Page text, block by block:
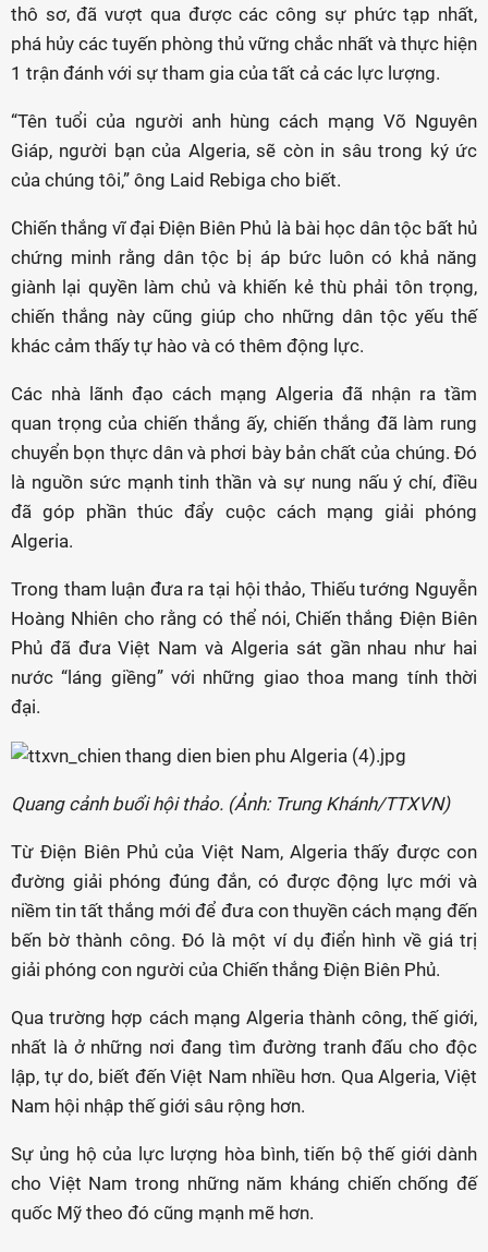
thô sơ, đã vượt qua được các công sự phức tạp nhất,
phá hủy các tuyến phòng thủ vững chắc nhất và thực hiện
1 trận đánh với sự tham gia của tất cả các lực lượng.
“Tên tuổi của người anh hùng cách mạng Võ Nguyên
Giáp, người bạn của Algeria, sẽ còn in sâu trong ký ức
của chúng tôi,” ông Laid Rebiga cho biết.
Chiến thắng vĩ đại Điện Biên Phủ là bài học dân tộc bất hủ
chứng minh rằng dân tộc bị áp bức luôn có khả năng
giành lại quyền làm chủ và khiến kẻ thù phải tôn trọng,
chiến thắng này cũng giúp cho những dân tộc yếu thế
khác cảm thấy tự hào và có thêm động lực.
Các nhà lãnh đạo cách mạng Algeria đã nhận ra tầm
quan trọng của chiến thắng ấy, chiến thắng đã làm rung
chuyển bọn thực dân và phơi bày bản chất của chúng. Đó
là nguồn sức mạnh tinh thần và sự nung nấu ý chí, điều
đã góp phần thúc đẩy cuộc cách mạng giải phóng
Algeria.
Trong tham luận đưa ra tại hội thảo, Thiếu tướng Nguyễn
Hoàng Nhiên cho rằng có thể nói, Chiến thắng Điện Biên
Phủ đã đưa Việt Nam và Algeria sát gần nhau như hai
nước “láng giềng” với những giao thoa mang tính thời
đại.
Quang cảnh buổi hội thảo. (Ảnh: Trung Khánh/TTXVN)
Từ Điện Biên Phủ của Việt Nam, Algeria thấy được con
đường giải phóng đúng đắn, có được động lực mới và
niềm tin tất thắng mới để đưa con thuyền cách mạng đến
bến bờ thành công. Đó là một ví dụ điển hình về giá trị
giải phóng con người của Chiến thắng Điện Biên Phủ.
Qua trường hợp cách mạng Algeria thành công, thế giới,
nhất là ở những nơi đang tìm đường tranh đấu cho độc
lập, tự do, biết đến Việt Nam nhiều hơn. Qua Algeria, Việt
Nam hội nhập thế giới sâu rộng hơn.
Sự ủng hộ của lực lượng hòa bình, tiến bộ thế giới dành
cho Việt Nam trong những năm kháng chiến chống đế
quốc Mỹ theo đó cũng mạnh mẽ hơn.